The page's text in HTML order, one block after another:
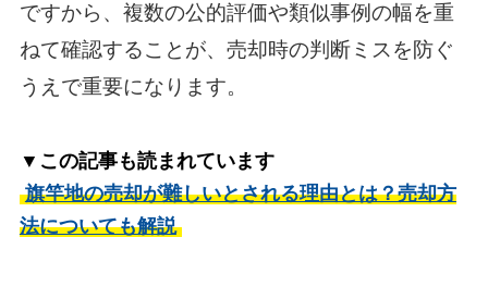
ですから、複数の公的評価や類似事例の幅を重
ねて確認することが、売却時の判断ミスを防ぐ
うえで重要になります。
▼この記事も読まれています
旗竿地の売却が難しいとされる理由とは？売却方
法についても解説